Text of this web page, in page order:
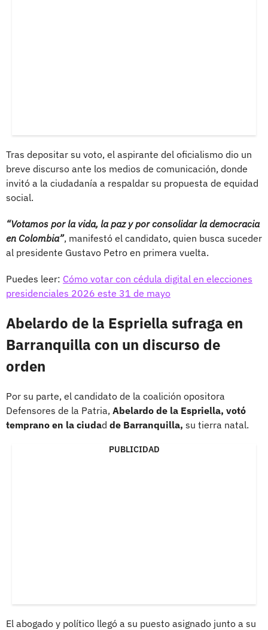
Tras depositar su voto, el aspirante del oficialismo dio un
breve discurso ante los medios de comunicación, donde
invitó a la ciudadanía a respaldar su propuesta de equidad
social.
“Votamos por la vida, la paz y por consolidar la democracia
en Colombia”, manifestó el candidato, quien busca suceder
al presidente Gustavo Petro en primera vuelta.
Puedes leer: Cómo votar con cédula digital en elecciones
presidenciales 2026 este 31 de mayo
Abelardo de la Espriella sufraga en
Barranquilla con un discurso de
orden
Por su parte, el candidato de la coalición opositora
Defensores de la Patria, Abelardo de la Espriella, votó
temprano en la ciudad de Barranquilla, su tierra natal.
PUBLICIDAD
El abogado y político llegó a su puesto asignado junto a su